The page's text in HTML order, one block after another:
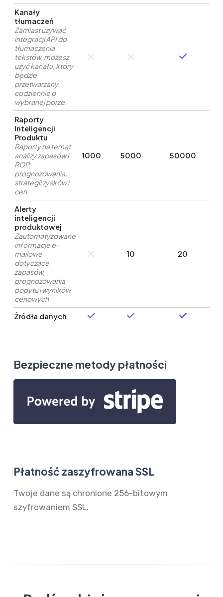
Kanały
tłumaczeń
Zamiast używać
integracji API do
tłumaczenia
tekstów, możesz
użyć kanału, który
będzie
przetwarzany
codziennie o
wybranej porze.
Raporty
Inteligencji
Produktu
Raporty na temat
analizy zapasów i
ROP,
prognozowania,
strategii zysków i
cen
1000 5000 50000
Alerty
inteligencji
produktowej
Zautomatyzowane
informacje e-
mailowe
dotyczące
zapasów,
prognozowania
popytu i wyników
cenowych
10 20
Źródła danych
Bezpieczne metody płatności
Płatność zaszyfrowana SSL
Twoje dane są chronione 256-bitowym
szyfrowaniem SSL.